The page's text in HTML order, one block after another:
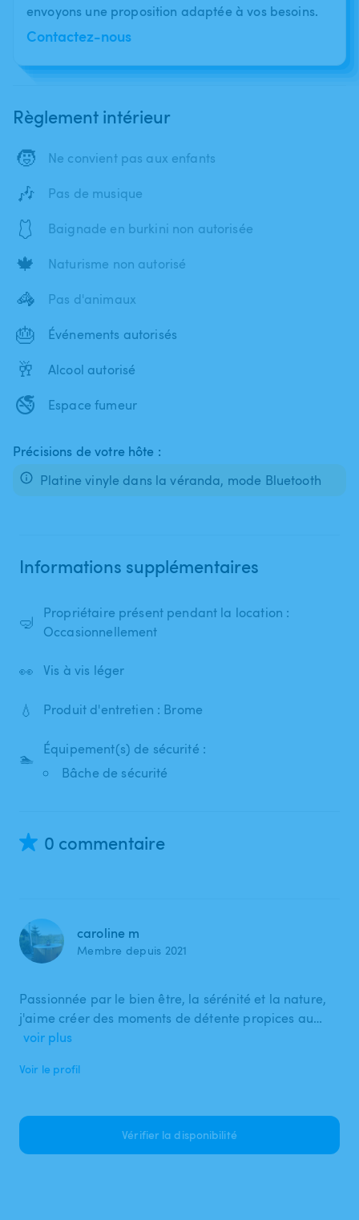
envoyons une proposition adaptée à vos besoins.
Contactez-nous
Règlement intérieur
🧒 Ne convient pas aux enfants
🎶 Pas de musique
🩱 Baignade en burkini non autorisée
🍁 Naturisme non autorisé
🦓 Pas d'animaux
🎂 Événements autorisés
🥂 Alcool autorisé
🚭 Espace fumeur
Précisions de votre hôte :
Platine vinyle dans la véranda, mode Bluetooth
Informations supplémentaires
🤿
Propriétaire présent pendant la location :
Occasionnellement
👀 Vis à vis léger
💧 Produit d'entretien : Brome
🏊
Équipement(s) de sécurité :
Bâche de sécurité
0 commentaire
caroline m
Membre depuis 2021
Passionnée par le bien être, la sérénité et la nature,
j'aime créer des moments de détente propices au…
voir plus
Voir le profil
Vérifier la disponibilité